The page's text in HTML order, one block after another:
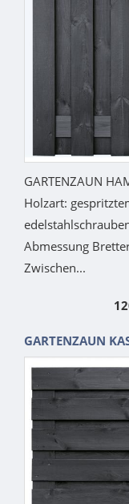
GARTENZAUN
Holzart:
Abmessung
Zwischen...
GARTENZAUN